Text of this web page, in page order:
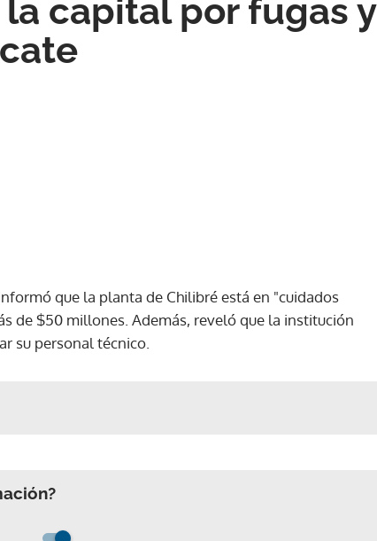
capital por fugas y
que la planta de Chilibré está en "cuidados
de $50 millones. Además, reveló que la institución
su personal técnico.